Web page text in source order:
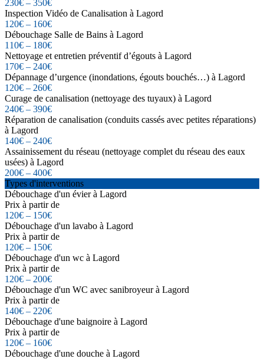
230€ – 350€
Inspection Vidéo de Canalisation à Lagord
120€ – 160€
Débouchage Salle de Bains à Lagord
110€ – 180€
Nettoyage et entretien préventif d’égouts à Lagord
170€ – 240€
Dépannage d’urgence (inondations, égouts bouchés…) à Lagord
120€ – 260€
Curage de canalisation (nettoyage des tuyaux) à Lagord
240€ – 390€
Réparation de canalisation (conduits cassés avec petites réparations)
à Lagord
140€ – 240€
Assainissement du réseau (nettoyage complet du réseau des eaux
usées) à Lagord
200€ – 400€
Types d'interventions
Débouchage d'un évier à Lagord
Prix à partir de
120€ – 150€
Débouchage d'un lavabo à Lagord
Prix à partir de
120€ – 150€
Débouchage d'un wc à Lagord
Prix à partir de
120€ – 200€
Débouchage d'un WC avec sanibroyeur à Lagord
Prix à partir de
140€ – 220€
Débouchage d'une baignoire à Lagord
Prix à partir de
120€ – 160€
Débouchage d'une douche à Lagord